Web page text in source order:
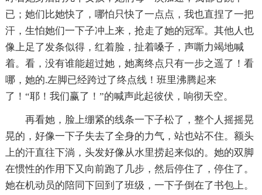
已；她们比她快了，哪怕只快了一点点，我也直捏了一把
汗，生怕她们一下子冲上来，抢走了她的冠军。其他人也
像上足了发条似得，红着脸，扯着嗓子，声嘶力竭地喊
着。看，没有谁能超过她，她离终点只有一步之遥了！看
哪，她的.左脚已经跨过了终点线！班里沸腾起来
了！“耶！我们赢了！”的喊声此起彼伏，响彻天空。
再看她，脸上绷紧的线条一下子松了，整个人摇摇晃
晃的，好像一下子失去了全身的力气，站也站不住。额头
上的汗直往下淌，头发好像从水里捞起来似的。她的双脚
在惯性的作用下又向前跑了几步，然后停住了，停住了。
她在机动员的陪同下回到了班级，一下子倒在了书包上。